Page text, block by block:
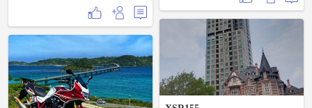
る場所なので気分転換にGOOD😊
勿論携帯灰皿持参です🚬 平尾台カ
ルストは皆さん知らずに１番下の
駐車場で折り返される方が多く
ンバーの方等を御案内〜 案内板無
いんだもんな。 ナビできっちり平
尾台カルストを設定するべし！ す
ると少し幸せになれます。 どうせ
なら綺麗な景色見て帰ってもらい
外れて、由布岳南山麓自然パーク
周辺のクネクネ道を見下ろし、由
布岳を見上げたら再びやまなみハ
イウェイへ・・ 8️⃣枚目➡︎ 狭霧台で
はキャンピングカーの年配ご夫婦
と談笑（ああいう旅も良きです
て、いつか訪れたいと思っていた
【長者原道標】のある景色で撮影
📸 スコーンとした気持ち良さに小